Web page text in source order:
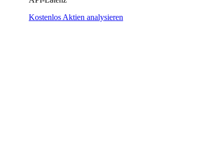
Kostenlos Aktien analysieren